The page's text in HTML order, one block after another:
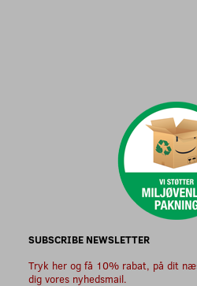
SUBSCRIBE NEWSLETTER
Tryk her og få 10% rabat, på dit
dig vores nyhedsmail.